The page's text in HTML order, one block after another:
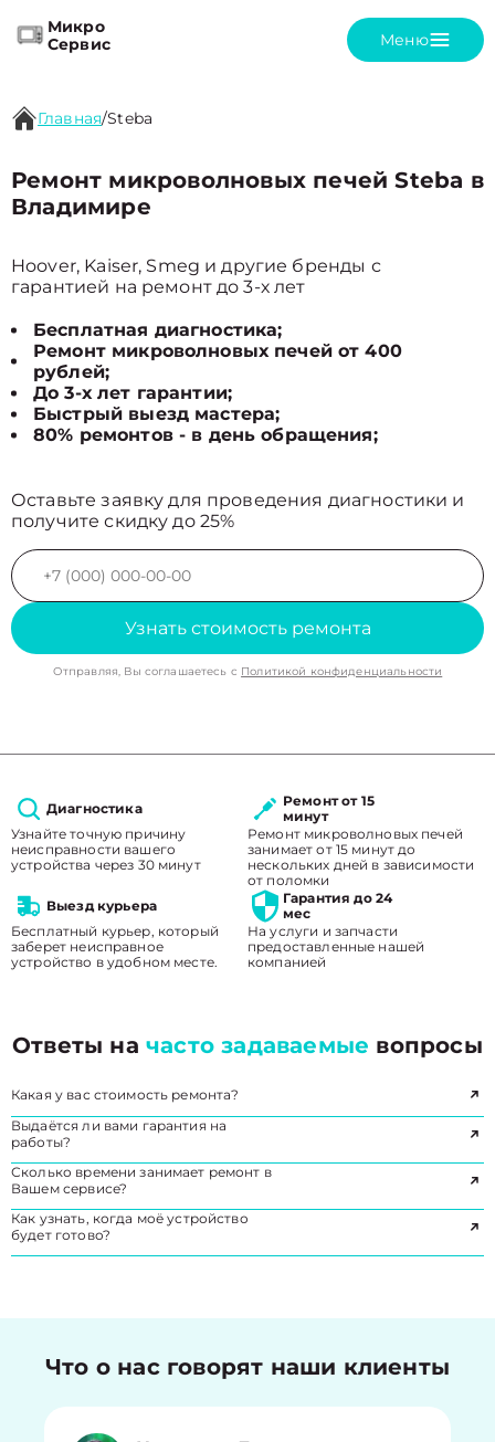
Микро
Сервис
Меню
Главная/Steba
Ремонт микроволновых печей Steba в
Владимире
Hoover, Kaiser, Smeg и другие бренды с
гарантией на ремонт до 3-х лет
Бесплатная диагностика;
Ремонт микроволновых печей от 400
рублей;
До 3-х лет гарантии;
Быстрый выезд мастера;
80% ремонтов - в день обращения;
Оставьте заявку для проведения диагностики и
получите скидку до 25%
Узнать стоимость ремонта
Отправляя, Вы соглашаетесь с Политикой конфиденциальности
Диагностика
Узнайте точную причину
неисправности вашего
устройства через 30 минут
Ремонт от 15
минут
Ремонт микроволновых печей
занимает от 15 минут до
нескольких дней в зависимости
от поломки
Выезд курьера
Бесплатный курьер, который
заберет неисправное
устройство в удобном месте.
Гарантия до 24
мес
На услуги и запчасти
предоставленные нашей
компанией
Ответы начасто задаваемые вопросы
Какая у вас стоимость ремонта?
Выдаётся ли вами гарантия на
работы?
Сколько времени занимает ремонт в
Вашем сервисе?
Как узнать, когда моё устройство
будет готово?
Что о нас говорят наши клиенты